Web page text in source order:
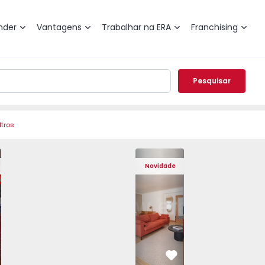
Vantagens Trabalhar na ERA Franchising
Pesquisar
de Varzim, Póvoa de Varzim, Beiriz e Argivai - 1574602 - 20
T3 Póvoa de Varzim, Póvoa de Varzim, Beiriz e Argivai -
Apartamento T3 Póvoa de Varzim, Póvoa de Varzim, Beiriz
Apartamento T3 Póvoa de Varzim, Póvoa de
Apartamento T3 Póvoa de Varzim,
Apartamento T3 Póvoa de
Apartamento
Novidade
Apartamento T4 Cascais, São
Apartamento T4 Cascais,
Apartamento T4
Favorito